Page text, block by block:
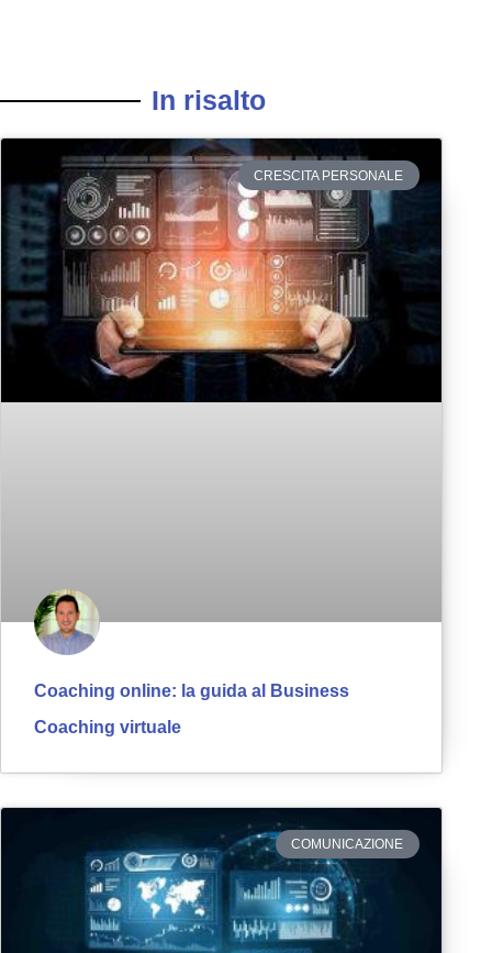
In risalto
CRESCITA PERSONALE
Coaching online: la guida al Business
Coaching virtuale
COMUNICAZIONE